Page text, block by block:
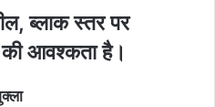
ब्‍लाक स्‍तर पर
की आवश्‍कता है।